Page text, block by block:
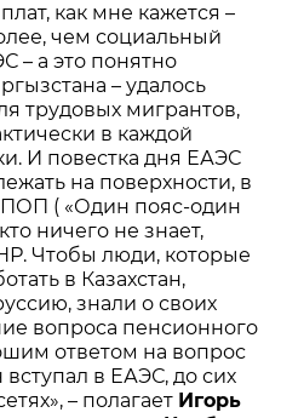
как мне кажется –
чем социальный
– а это понятно
– удалось
трудовых мигрантов,
в каждой
И повестка дня ЕАЭС
на поверхности, в
( «Один пояс-один
ничего не знает,
Чтобы люди, которые
в Казахстан,
знали о своих
вопроса пенсионного
ответом на вопрос
в ЕАЭС, до сих
– полагает Игорь